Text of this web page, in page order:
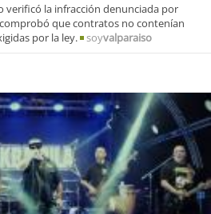
verificó la infracción denunciada por
que contratos no contenían
por la ley.
soyvalparaiso